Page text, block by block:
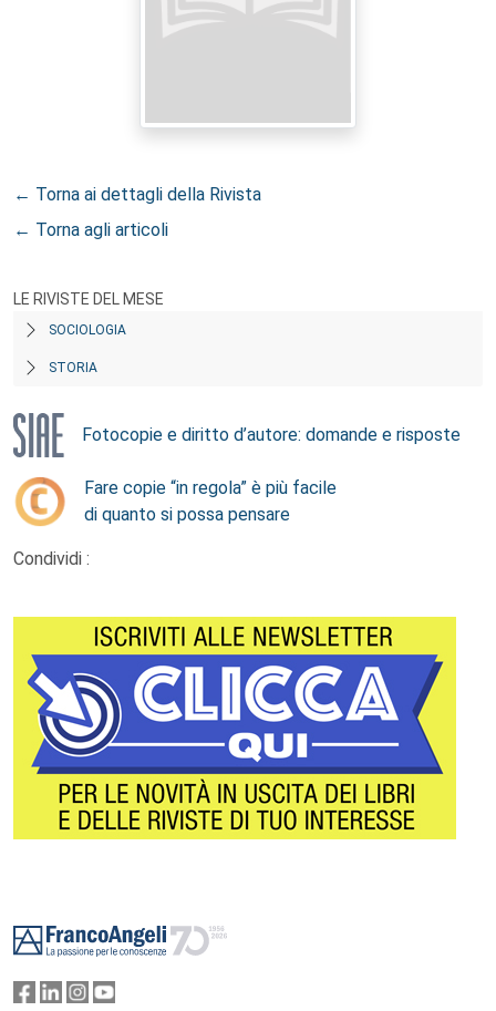
← Torna ai dettagli della Rivista
← Torna agli articoli
LE RIVISTE DEL MESE
SOCIOLOGIA
STORIA
Fotocopie e diritto d’autore: domande e risposte
Fare copie “in regola” è più facile
di quanto si possa pensare
Condividi :